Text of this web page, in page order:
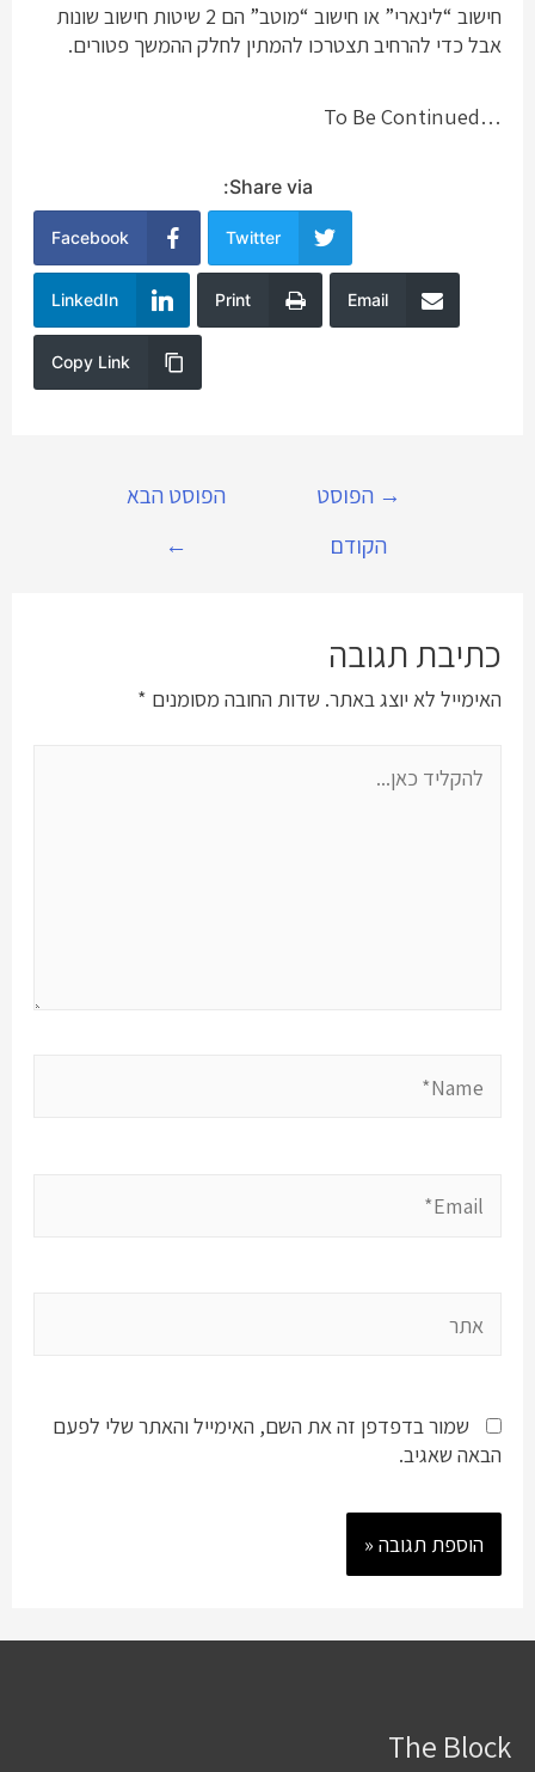
חישוב “לינארי” או חישוב “מוטב” הם 2 שיטות חישוב שונות
אבל כדי להרחיב תצטרכו להמתין לחלק ההמשך פטורים.
…To Be Continued
Share via:
Facebook Twitter
LinkedIn Print Email
Copy Link
→ הפוסט
הקודם
הפוסט הבא
←
כתיבת תגובה
האימייל לא יוצג באתר. שדות החובה מסומנים *
כאן...
שמור בדפדפן זה את השם, האימייל והאתר שלי לפעם
הבאה שאגיב.
The Block